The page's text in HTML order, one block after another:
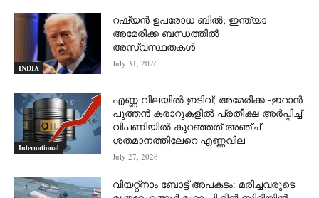
INDIA
റഷ്യന്‍ ഉപരോധ ബില്‍; ഇന്ത്യാ
അമേരിക്ക ബന്ധത്തില്‍
അസ്വസ്ഥതകള്‍
July 31, 2026
International
എണ്ണ വിലയില്‍ ഇടിവ്; അമേരിക്ക -ഇറാന്‍
പുത്തന്‍ കരാറുകളില്‍ പ്രതീക്ഷ അര്‍പ്പിച്ച്
വിപണിയില്‍ കുറഞ്ഞത് അഞ്ച്
ശതമാനത്തിലേറെ എണ്ണവില
July 27, 2026
വിയറ്റ്നാം ബോട്ട് അപകടം: മരിച്ചവരുടെ